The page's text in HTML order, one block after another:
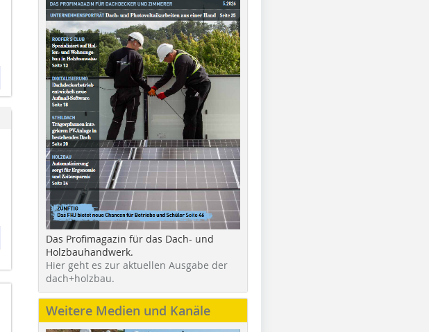
Das Profimagazin für das Dach- und
Holzbauhandwerk.
Hier geht es zur aktuellen Ausgabe der
dach+holzbau.
Weitere Medien und Kanäle